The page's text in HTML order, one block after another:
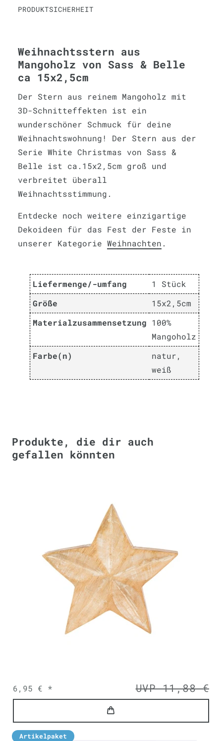
PRODUKTSICHERHEIT
Weihnachtsstern aus
Mangoholz von Sass & Belle
ca 15x2,5cm
Der Stern aus reinem Mangoholz mit
3D-Schnitteffekten ist ein
wunderschöner Schmuck für deine
Weihnachtswohnung! Der Stern aus der
Serie White Christmas von Sass &
Belle ist ca.15x2,5cm groß und
verbreitet überall
Weihnachtsstimmung.
Entdecke noch weitere einzigartige
Dekoideen für das Fest der Feste in
unserer Kategorie Weihnachten .
Liefermenge/-umfang
1 Stück
Größe
15x2,5cm
Materialzusammensetzung 100%
Mangoholz
Farbe(n)
natur,
weiß
Produkte, die dir auch
gefallen könnten
UVP 11,88 €
6,95 € *
Artikelpaket